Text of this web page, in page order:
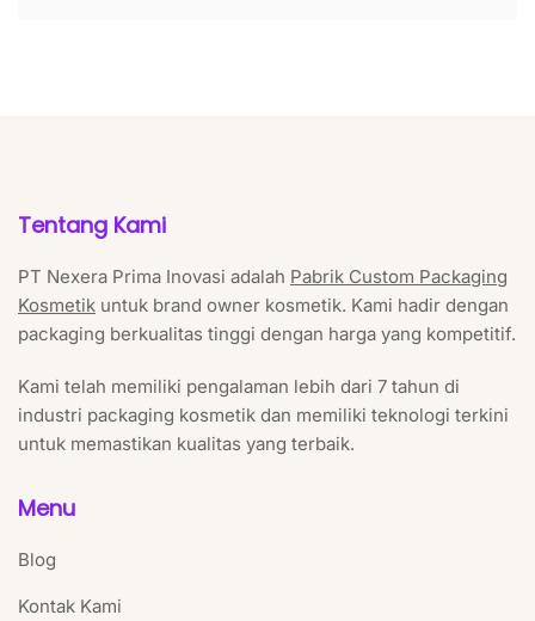
Tentang Kami
PT Nexera Prima Inovasi adalah Pabrik Custom Packaging
Kosmetik untuk brand owner kosmetik. Kami hadir dengan
packaging berkualitas tinggi dengan harga yang kompetitif.
Kami telah memiliki pengalaman lebih dari 7 tahun di
industri packaging kosmetik dan memiliki teknologi terkini
untuk memastikan kualitas yang terbaik.
Menu
Blog
Kontak Kami